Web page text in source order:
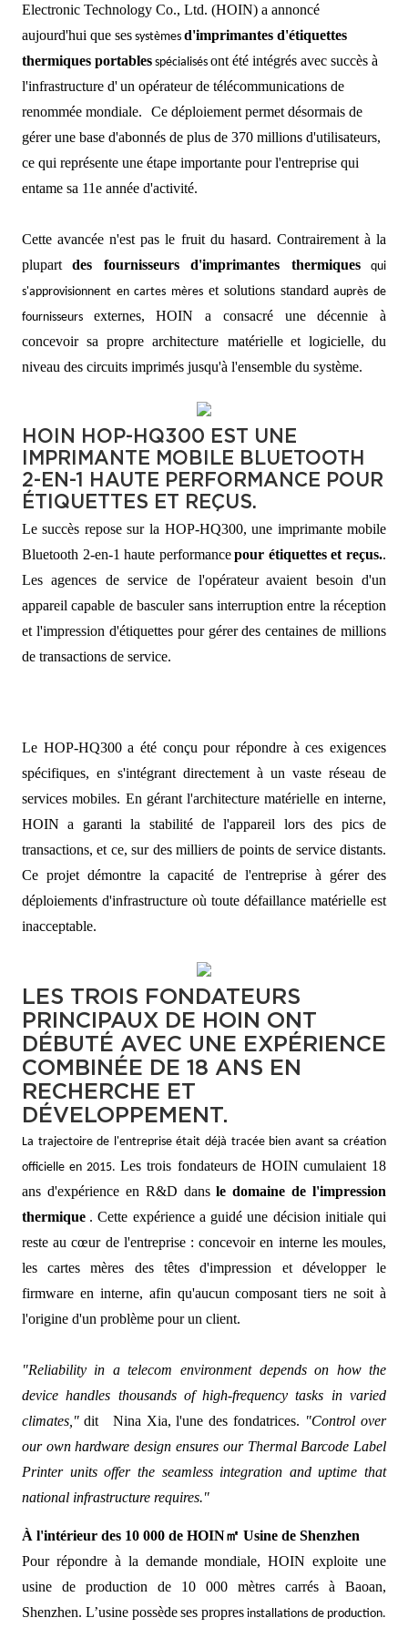
Electronic Technology Co., Ltd. (HOIN) a annoncé
aujourd'hui que sessystèmes d'imprimantes d'étiquettes
thermiques portablesspécialisés ont été intégrés avec succès à
l'infrastructure d'un opérateur de télécommunications de
renommée mondiale.
Ce déploiement permet désormais de
gérer une base d'abonnés de plus de 370 millions d'utilisateurs,
ce qui représente une étape importante pour l'entreprise qui
entame sa 11e année d'activité.
Cette avancée n'est pas le fruit du hasard. Contrairement à la
plupart
des fournisseurs d'imprimantes thermiquesqui
s'approvisionnent en cartes mères et solutions standardauprès de
fournisseurs externes, HOIN a consacré une décennie à
concevoir sa propre architecture matérielle et logicielle, du
niveau des circuits imprimés jusqu'à l'ensemble du système.
HOIN HOP-HQ300 EST UNE
IMPRIMANTE MOBILE BLUETOOTH
2-EN-1 HAUTE PERFORMANCE POUR
ÉTIQUETTES ET REÇUS.
Le succès repose sur la HOP-HQ300, une imprimante mobile
Bluetooth 2-en-1 haute performance pour étiquettes et reçus..
Les agences de service de l'opérateur avaient besoin d'un
appareil capable de basculer sans interruption entre la réception
et l'impression d'étiquettes pour gérer des centaines de millions
de transactions de service.
Le HOP-HQ300 a été conçu pour répondre à ces exigences
spécifiques, en s'intégrant directement à un vaste réseau de
services mobiles. En gérant l'architecture matérielle en interne,
HOIN a garanti la stabilité de l'appareil lors des pics de
transactions, et ce, sur des milliers de points de service distants.
Ce projet démontre la capacité de l'entreprise à gérer des
déploiements d'infrastructure où toute défaillance matérielle est
inacceptable.
LES TROIS FONDATEURS
PRINCIPAUX DE HOIN ONT
DÉBUTÉ AVEC UNE EXPÉRIENCE
COMBINÉE DE 18 ANS EN
RECHERCHE ET
DÉVELOPPEMENT.
La trajectoire de l'entreprise était déjà tracée bien avant sa création
officielle en 2015.Les trois fondateurs de HOIN cumulaient 18
ans d'expérience en R&D dans le domaine de l'impression
thermique . Cette expérience a guidé une décision initiale qui
reste au cœur de l'entreprise : concevoir en interne les moules,
les cartes mères des têtes d'impression et développer le
firmware en interne, afin qu'aucun composant tiers ne soit à
l'origine d'un problème pour un client.
"Reliability in a telecom environment depends on how the
device handles thousands of high-frequency tasks in varied
climates," dit Nina Xia, l'une des fondatrices. "Control over
our own hardware design ensures our Thermal Barcode Label
Printer units offer the seamless integration and uptime that
national infrastructure requires."
À l'intérieur des 10 000 de HOIN㎡ Usine de Shenzhen
Pour répondre à la demande mondiale, HOIN exploite une
usine de production de 10 000 mètres carrés à Baoan,
Shenzhen. L’usine possède ses propresinstallations de production.